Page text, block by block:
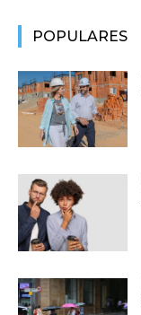
POPULARES